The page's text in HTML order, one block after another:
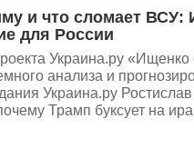
и что сломает ВСУ:
для России
Украина.ру «Ищенко
анализа и
Украина.ру
Трамп буксует на